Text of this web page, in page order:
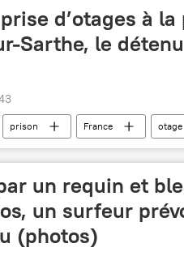
d’otages à
Sarthe, le
prison France otage
Condé-sur-Sarthe
un requin et
un surfeur
(photos)